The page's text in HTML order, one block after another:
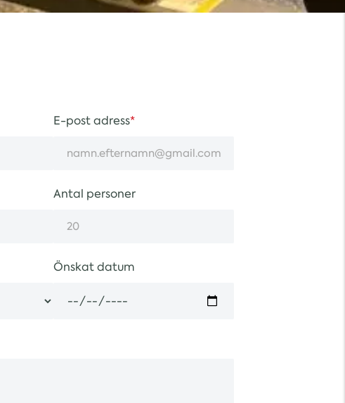
E-post adress
Antal personer
Önskat datum